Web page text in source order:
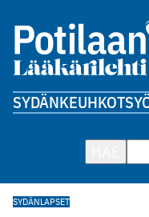
SYDÄNKEUHKOT
SYDÄNLAPSET